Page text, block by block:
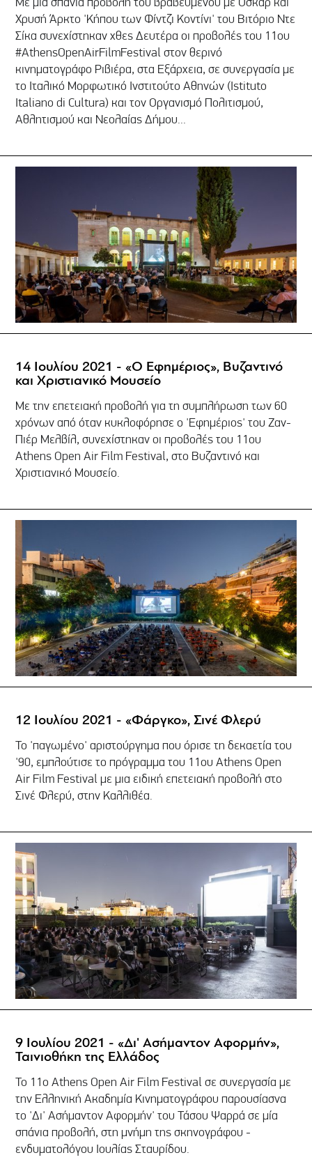
Χρυσή Άρκτο 'Κήπου των Φίντζι Κοντίνι' του Βιτόριο Ντε
Σίκα συνεχίστηκαν χθες Δευτέρα οι προβολές του 11ου
#AthensOpenAirFilmFestival στον θερινό
κινηματογράφο Ριβιέρα, στα Εξάρχεια, σε συνεργασία με
το Ιταλικό Μορφωτικό Ινστιτούτο Αθηνών (Istituto
Italiano di Cultura) και τον Οργανισμό Πολιτισμού,
Αθλητισμού και Νεολαίας Δήμου...
14 Ιουλίου 2021 - «Ο Εφημέριος», Βυζαντινό
και Χριστιανικό Μουσείο
Με την επετειακή προβολή για τη συμπλήρωση των 60
χρόνων από όταν κυκλοφόρησε ο 'Εφημέριος' του Ζαν-
Πιέρ Μελβίλ, συνεχίστηκαν οι προβολές του 11ου
Athens Open Air Film Festival, στο Βυζαντινό και
Χριστιανικό Μουσείο.
12 Ιουλίου 2021 - «Φάργκο», Σινέ Φλερύ
Το 'παγωμένο' αριστούργημα που όρισε τη δεκαετία του
'90, εμπλούτισε το πρόγραμμα του 11ου Athens Open
Air Film Festival με μια ειδική επετειακή προβολή στο
Σινέ Φλερύ, στην Καλλιθέα.
9 Ιουλίου 2021 - «Δι' Ασήμαντον Αφορμήν»,
Ταινιοθήκη της Ελλάδος
Το 11ο Athens Open Air Film Festival σε συνεργασία με
την Ελληνική Ακαδημία Κινηματογράφου παρουσίασνα
το 'Δι' Aσήμαντον Aφορμήν' του Τάσου Ψαρρά σε μία
σπάνια προβολή, στη μνήμη της σκηνογράφου -
ενδυματολόγου Ιουλίας Σταυρίδου.